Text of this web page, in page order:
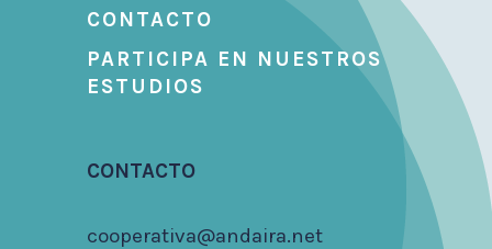
CONTACTO
PARTICIPA EN NUESTROS
ESTUDIOS
CONTACTO
cooperativa@andaira.net